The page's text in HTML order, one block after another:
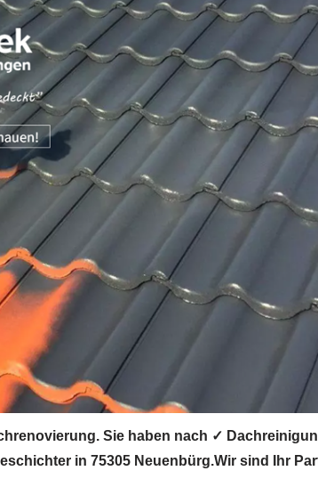
Sie haben nach ✓
in 75305 Neuenbürg.Wir sind Ihr